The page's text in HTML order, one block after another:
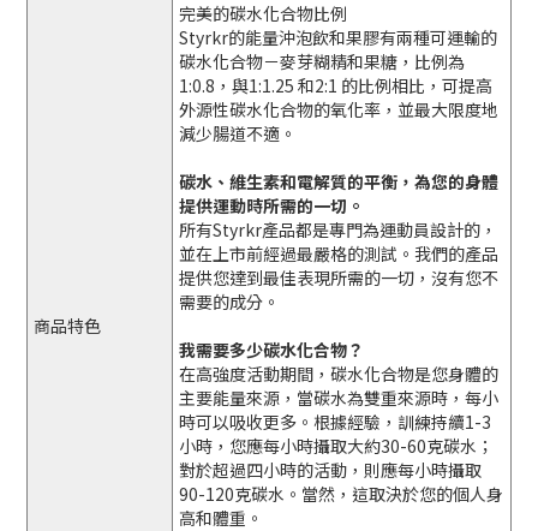
商品特色
完美的碳水化合物比例
Styrkr的能量沖泡飲和果膠有兩種可運輸的
碳水化合物－麥芽糊精和果糖，比例為
1:0.8，與1:1.25 和2:1 的比例相比，可提高
外源性碳水化合物的氧化率，並最大限度地
減少腸道不適。
碳水、維生素和電解質的平衡，為您的身體
提供運動時所需的一切。
所有Styrkr產品都是專門為運動員設計的，
並在上市前經過最嚴格的測試。我們的產品
提供您達到最佳表現所需的一切，沒有您不
需要的成分。
我需要多少碳水化合物？
在高強度活動期間，碳水化合物是您身體的
主要能量來源，當碳水為雙重來源時，每小
時可以吸收更多。根據經驗，訓練持續1-3
小時，您應每小時攝取大約30-60克碳水；
對於超過四小時的活動，則應每小時攝取
90-120克碳水。當然，這取決於您的個人身
高和體重。